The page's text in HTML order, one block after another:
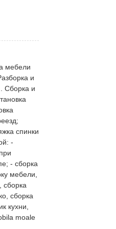
мебели
и
Сборка и
спинки
-
- сборка
мебели,
сборка
сборка
кухни,
moale